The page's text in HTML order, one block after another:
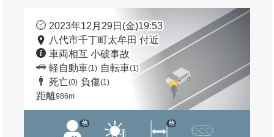
2023年12月29日(金)19:53
八代市千丁町太牟田 付近
車両相互 小破事故
軽自動車(1) 自転車(1)
死亡(0) 負傷(1)
距離986m
他 他